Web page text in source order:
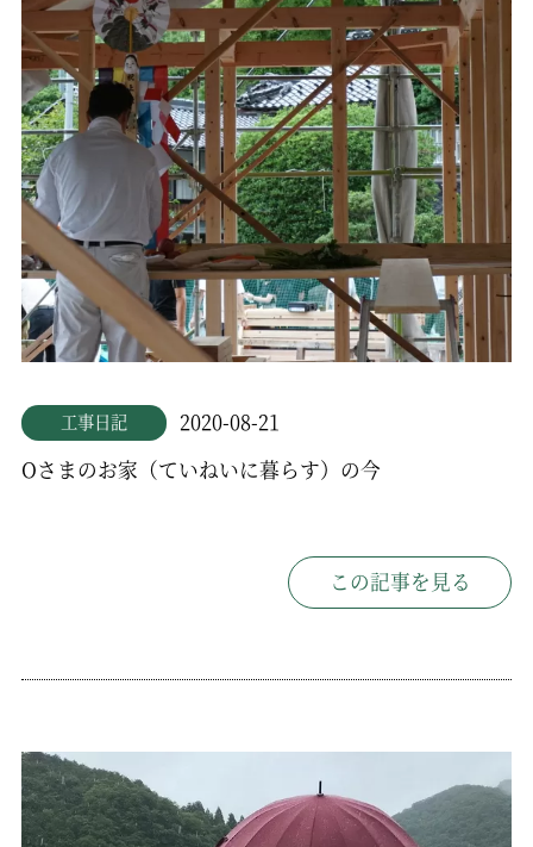
工事日記
2020-08-21
Oさまのお家（ていねいに暮らす）の今
この記事を見る